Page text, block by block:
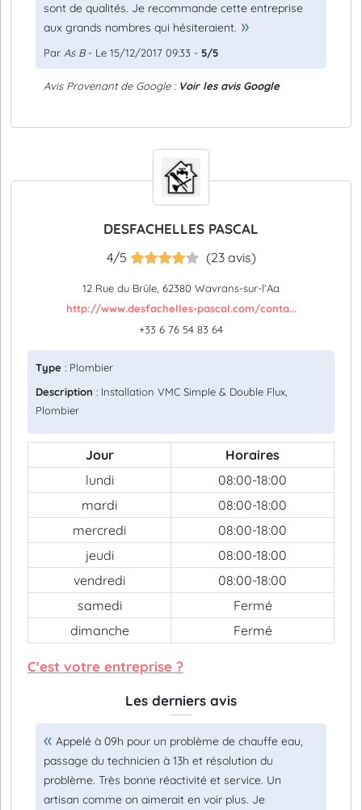
sont de qualités. Je recommande cette entreprise
aux grands nombres qui hésiteraient.
Par As B- Le 15/12/2017 09:33 - 5/5
Avis Provenant de Google : Voir les avis Google
DESFACHELLES PASCAL
4/5 (23 avis)
12 Rue du Brûle, 62380 Wavrans-sur-l'Aa
http://www.desfachelles-pascal.com/conta...
+33 6 76 54 83 64
Type : Plombier
Description : Installation VMC Simple & Double Flux,
Plombier
Jour
Horaires
lundi
08:00-18:00
mardi
08:00-18:00
mercredi
08:00-18:00
jeudi
08:00-18:00
vendredi
08:00-18:00
samedi
Fermé
dimanche
Fermé
C'est votre entreprise ?
Les derniers avis
Appelé à 09h pour un problème de chauffe eau,
passage du technicien à 13h et résolution du
problème. Très bonne réactivité et service. Un
artisan comme on aimerait en voir plus. Je